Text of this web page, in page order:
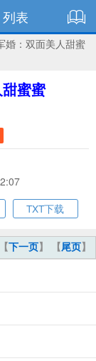
表
婚：双面美人甜蜜
蜜蜜
TXT下载
【下一页】 【尾页】